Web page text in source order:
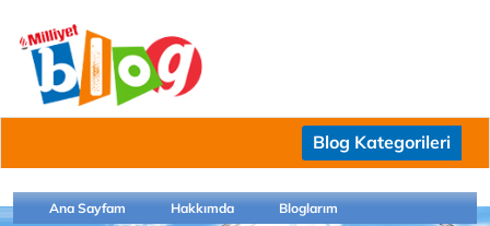
Blog Kategorileri
Ana Sayfam Hakkımda Bloglarım